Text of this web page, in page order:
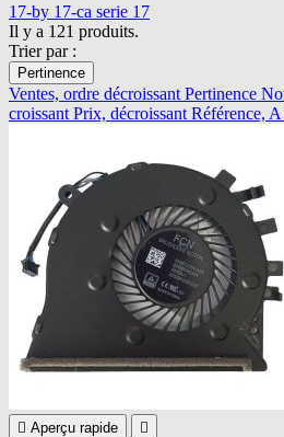
17-by 17-ca serie 17
Il y a 121 produits.
Trier par :
Pertinence
Ventes, ordre décroissant Pertinence
croissant Prix, décroissant Référence, A
 Aperçu rapide 